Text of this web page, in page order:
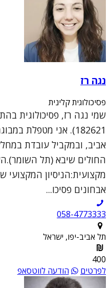
נגה רז
פסיכולוגית קלינית
182621). אני מטפלת
אביב, ובמקביל עובדת
החולים שיבא (תל
מקצועית:הניסיון המקצועי
אבחונים פסיכו...
058-4773333
תל אביב-יפו, ישראל
400
לפרטים
הודעה לווטסאפ